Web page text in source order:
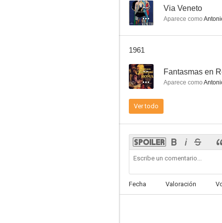
-- Via Veneto
Aparece como
1961
-- Fantasmas en
Aparece como
Ver todo
Fecha Valoración